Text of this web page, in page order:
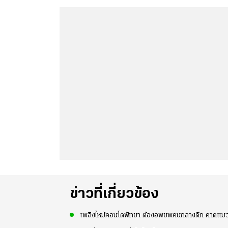
ข่าวที่เกี่ยวข้อง
เพลิงไหม้คอนโดพัทยา ต้องอพยพคนกลางดึก คาดแม